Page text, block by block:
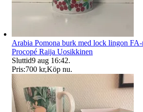
Arabia Pomona burk med lock lingon
Procopé Raija Uosikkinen
Sluttid9 aug 16:42.
Pris:700 kr,Köp nu.